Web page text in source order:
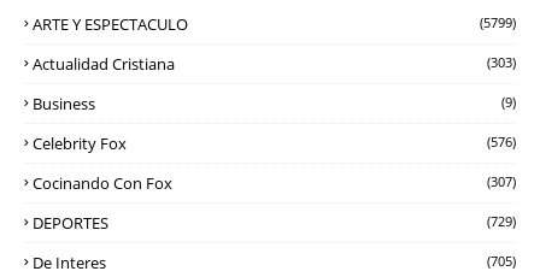
ARTE Y ESPECTACULO (5799)
Actualidad Cristiana (303)
Business (9)
Celebrity Fox (576)
Cocinando Con Fox (307)
DEPORTES (729)
De Interes (705)